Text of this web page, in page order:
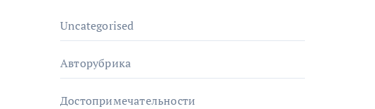
Uncategorised
Авторубрика
Достопримечательности